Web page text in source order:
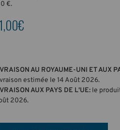
€.
AU ROYAUME-UNI ET AUX
estimée le 14 Août 2026.
AUX PAYS DE L'UE: le
2026.